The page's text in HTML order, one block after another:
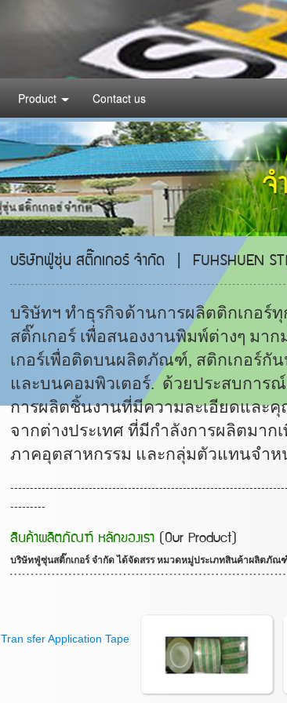
Product Contact us
บริษัทฟู่ซุ่น สติ๊กเกอร์ จำกัด | FUHSHUEN
บริษัทฯ ทำธุรกิจด้านการผลิตติกเกอร์
สติ๊กเกอร์ เพื่อสนองงานพิมพ์ต่างๆ มา
เกอร์เพื่อติดบนผลิตภัณฑ์, สติกเกอร์กั
และบนคอมพิวเตอร์. ด้วยประสบการ
การผลิตชิ้นงานที่มีความละเอียดและ
จากต่างประเทศ ที่มีกำลังการผลิตมา
ภาคอุตสาหกรรม และกลุ่มตัวแทนจำห
---------
สินค้าผลิตภัณฑ์ หลักของเรา (Our Product)
บริษัทฟู่ซุ่นสติ๊กเกอร์ จำกัด ได้จัดสรร หมวดหมู่ประเภทสินค้าผลิตภัณ
Tran sfer Application Tape